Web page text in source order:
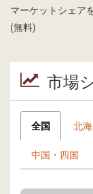
マーケットシェア
(無料)
市場
全国 北
中国・四国